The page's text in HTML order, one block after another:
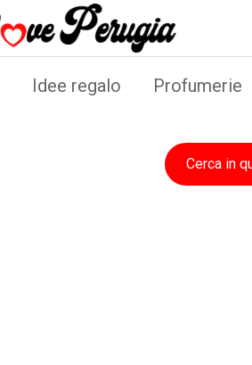
Idee regalo Profumerie
Cerca in